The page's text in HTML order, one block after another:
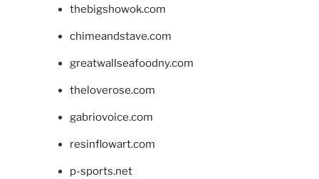
thebigshowok.com
chimeandstave.com
greatwallseafoodny.com
theloverose.com
gabriovoice.com
resinflowart.com
p-sports.net